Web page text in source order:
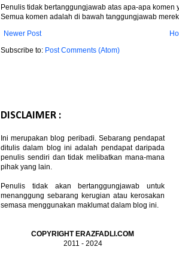
Penulis tidak bertanggungjawab atas apa-apa
Semua komen adalah di bawah tanggungjawab
Newer Post
Subscribe to: Post Comments (Atom)
DISCLAIMER :
Ini merupakan blog peribadi. Sebarang pendapat
ditulis dalam blog ini adalah pendapat daripada
penulis sendiri dan tidak melibatkan mana-mana
pihak yang lain.
Penulis tidak akan bertanggungjawab untuk
menanggung sebarang kerugian atau kerosakan
semasa menggunakan maklumat dalam blog ini.
COPYRIGHT ERAZFADLI.COM
2011 - 2024